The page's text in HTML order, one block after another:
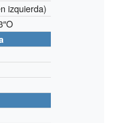
izquierda)